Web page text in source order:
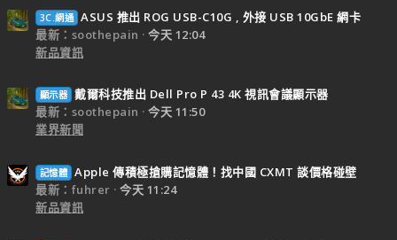
3C.網通 ASUS 推出 ROG USB-C10G , 外接 USB 10GbE 網卡
最新：soothepain
今天 12:04
新品資訊
顯示器 戴爾科技推出 Dell Pro P 43 4K 視訊會議顯示器
最新：soothepain
今天 11:50
業界新聞
記憶體 Apple 傳積極搶購記憶體！找中國 CXMT 談價格碰壁
最新：fuhrer
今天 11:24
新品資訊